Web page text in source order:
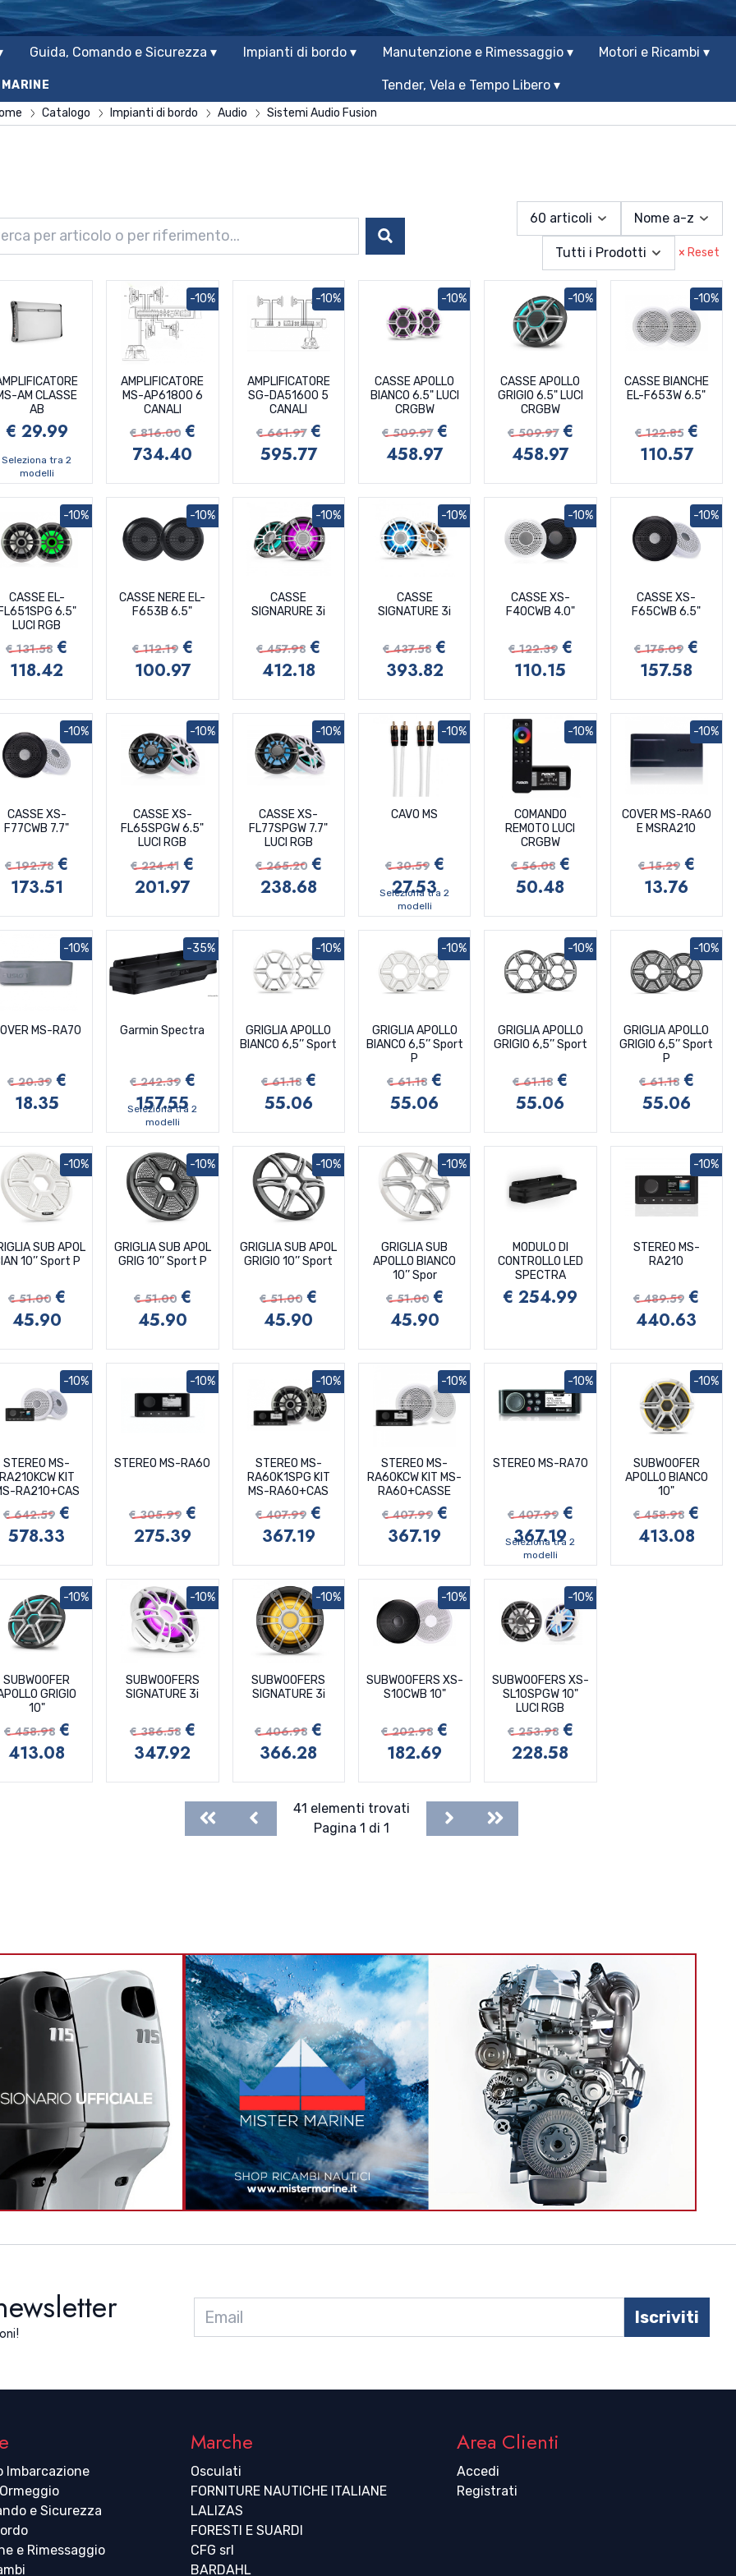
Guida, Comando e Sicurezza ▾ Impianti di bordo ▾ Manutenzione e Rimessaggio ▾ Motori e Ricambi ▾
Tender, Vela e Tempo Libero ▾
Catalogo Impianti di bordo Audio Sistemi Audio Fusion
Cerca
60 articoli Nome a-z
Tutti i Prodotti × Reset
AM CLASSE
AB
€ 29.99
Seleziona tra 2
modelli
AMPLIFICATORE
MS-AP61800 6
CANALI
€ 816.00 €
734.40
-10%
AMPLIFICATORE
SG-DA51600 5
CANALI
€ 661.97 €
595.77
-10%
CASSE APOLLO
BIANCO 6.5" LUCI
CRGBW
€ 509.97 €
458.97
-10%
CASSE APOLLO
GRIGIO 6.5" LUCI
CRGBW
€ 509.97 €
458.97
-10%
CASSE BIANCHE
EL-F653W 6.5"
€ 122.85 €
110.57
-10%
CASSE EL-
FL651SPG 6.5"
LUCI RGB
€ 131.58 €
118.42
-10%
CASSE NERE EL-
F653B 6.5"
€ 112.19 €
100.97
-10%
CASSE
SIGNARURE 3i
€ 457.98 €
412.18
-10%
CASSE
SIGNATURE 3i
€ 437.58 €
393.82
-10%
CASSE XS-
F40CWB 4.0"
€ 122.39 €
110.15
-10%
CASSE XS-
F65CWB 6.5"
€ 175.09 €
157.58
-10%
CASSE XS-
F77CWB 7.7"
€ 192.78 €
173.51
-10%
CASSE XS-
FL65SPGW 6.5"
LUCI RGB
€ 224.41 €
201.97
-10%
CASSE XS-
FL77SPGW 7.7"
LUCI RGB
€ 265.20 €
238.68
-10%
CAVO MS
€ 30.59 €
27.53
-10%
Seleziona tra 2
modelli
COMANDO
REMOTO LUCI
CRGBW
€ 56.08 €
50.48
-10%
COVER MS-RA60
E MSRA210
€ 15.29 €
13.76
-10%
MS-RA70
€ 20.39 €
18.35
-10%
Garmin Spectra
€ 242.39 €
157.55
-35%
Seleziona tra 2
modelli
GRIGLIA APOLLO
BIANCO 6,5’’ Sport
€ 61.18 €
55.06
-10%
GRIGLIA APOLLO
BIANCO 6,5’’ Sport
P
€ 61.18 €
55.06
-10%
GRIGLIA APOLLO
GRIGIO 6,5’’ Sport
€ 61.18 €
55.06
-10%
GRIGLIA APOLLO
GRIGIO 6,5’’ Sport
P
€ 61.18 €
55.06
-10%
SUB APOL
10’’ Sport P
€ 51.00 €
45.90
-10%
GRIGLIA SUB APOL
GRIG 10’’ Sport P
€ 51.00 €
45.90
-10%
GRIGLIA SUB APOL
GRIGIO 10’’ Sport
€ 51.00 €
45.90
-10%
GRIGLIA SUB
APOLLO BIANCO
10’’ Spor
€ 51.00 €
45.90
-10%
MODULO DI
CONTROLLO LED
SPECTRA
€ 254.99
STEREO MS-
RA210
€ 489.59 €
440.63
-10%
STEREO MS-
RA210KCW KIT
RA210+CAS
€ 642.59 €
578.33
-10%
STEREO MS-RA60
€ 305.99 €
275.39
-10%
STEREO MS-
RA60K1SPG KIT
MS-RA60+CAS
€ 407.99 €
367.19
-10%
STEREO MS-
RA60KCW KIT MS-
RA60+CASSE
€ 407.99 €
367.19
-10%
STEREO MS-RA70
€ 407.99 €
367.19
-10%
Seleziona tra 2
modelli
SUBWOOFER
APOLLO BIANCO
10"
€ 458.98 €
413.08
-10%
SUBWOOFER
GRIGIO
10"
€ 458.98 €
413.08
-10%
SUBWOOFERS
SIGNATURE 3i
€ 386.58 €
347.92
-10%
SUBWOOFERS
SIGNATURE 3i
€ 406.98 €
366.28
-10%
SUBWOOFERS XS-
S10CWB 10"
€ 202.98 €
182.69
-10%
SUBWOOFERS XS-
SL10SPGW 10"
LUCI RGB
€ 253.98 €
228.58
-10%
FirstPrevious
41 elementi trovati
Pagina 1 di 1
NextLast
Iscriviti
Imbarcazione
e Sicurezza
e Rimessaggio
Marche
Osculati
FORNITURE NAUTICHE ITALIANE
LALIZAS
FORESTI E SUARDI
CFG srl
BARDAHL
Area Clienti
Accedi
Registrati